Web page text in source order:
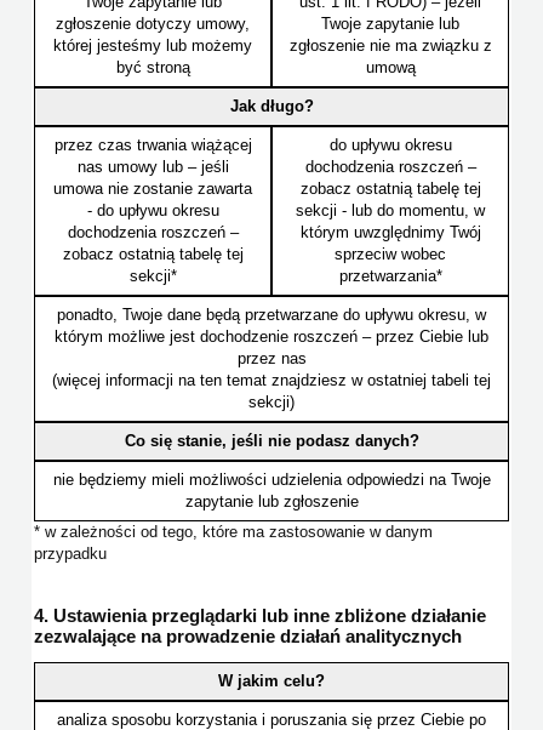
zgłoszenie dotyczy umowy,
której jesteśmy lub możemy
być stroną
Twoje zapytanie lub
zgłoszenie nie ma związku z
umową
Jak długo?
przez czas trwania wiążącej
nas umowy lub – jeśli
umowa nie zostanie zawarta
- do upływu okresu
dochodzenia roszczeń –
zobacz ostatnią tabelę tej
sekcji*
do upływu okresu
dochodzenia roszczeń –
zobacz ostatnią tabelę tej
sekcji - lub do momentu, w
którym uwzględnimy Twój
sprzeciw wobec
przetwarzania*
ponadto, Twoje dane będą przetwarzane do upływu okresu, w
którym możliwe jest dochodzenie roszczeń – przez Ciebie lub
przez nas
(więcej informacji na ten temat znajdziesz w ostatniej tabeli tej
sekcji)
Co się stanie, jeśli nie podasz danych?
nie będziemy mieli możliwości udzielenia odpowiedzi na Twoje
zapytanie lub zgłoszenie
* w zależności od tego, które ma zastosowanie w danym
przypadku
4. Ustawienia przeglądarki lub inne zbliżone działanie
zezwalające na prowadzenie działań analitycznych
W jakim celu?
analiza sposobu korzystania i poruszania się przez Ciebie po